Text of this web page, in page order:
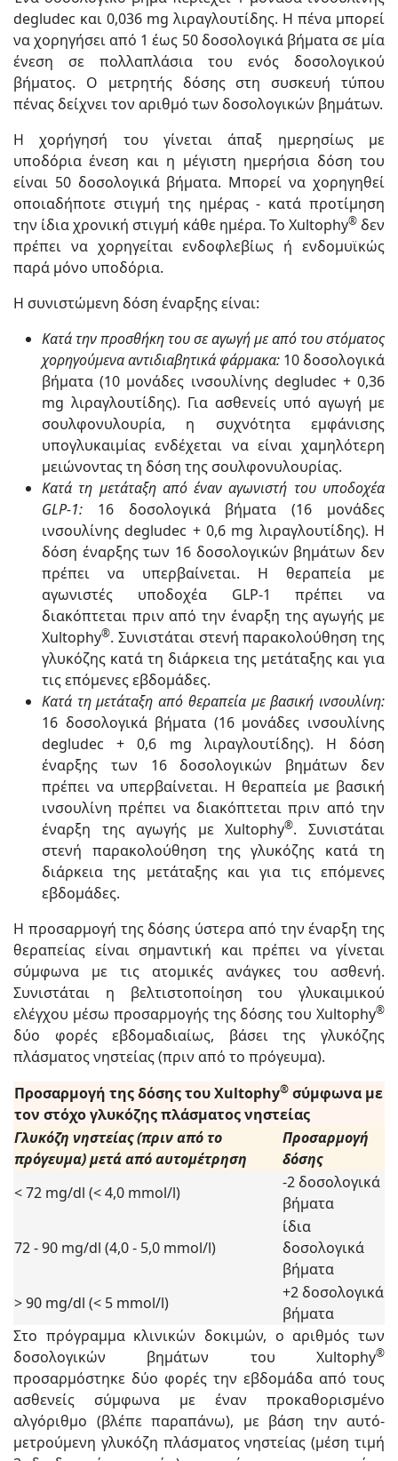
degludec και 0,036 mg λιραγλουτίδης. Η πένα μπορεί
να χορηγήσει από 1 έως 50 δοσολογικά βήματα σε μία
ένεση σε πολλαπλάσια του ενός δοσολογικού
βήματος. Ο μετρητής δόσης στη συσκευή τύπου
πένας δείχνει τον αριθμό των δοσολογικών βημάτων.
Η χορήγησή του γίνεται άπαξ ημερησίως με
υποδόρια ένεση και η μέγιστη ημερήσια δόση του
είναι 50 δοσολογικά βήματα. Μπορεί να χορηγηθεί
οποιαδήποτε στιγμή της ημέρας - κατά προτίμηση
την ίδια χρονική στιγμή κάθε ημέρα. Το Xultophy®δεν
πρέπει να χορηγείται ενδοφλεβίως ή ενδομυϊκώς
παρά μόνο υποδόρια.
Η συνιστώμενη δόση έναρξης είναι:
Κατά την προσθήκη του σε αγωγή με από του στόματος
χορηγούμενα αντιδιαβητικά φάρμακα: 10 δοσολογικά
βήματα (10 μονάδες ινσουλίνης degludec + 0,36
mg λιραγλουτίδης). Για ασθενείς υπό αγωγή με
σουλφονυλουρία, η συχνότητα εμφάνισης
υπογλυκαιμίας ενδέχεται να είναι χαμηλότερη
μειώνοντας τη δόση της σουλφονυλουρίας.
Κατά τη μετάταξη από έναν αγωνιστή του υποδοχέα
GLP-1: 16 δοσολογικά βήματα (16 μονάδες
ινσουλίνης degludec + 0,6 mg λιραγλουτίδης). Η
δόση έναρξης των 16 δοσολογικών βημάτων δεν
πρέπει να υπερβαίνεται. Η θεραπεία με
αγωνιστές υποδοχέα GLP-1 πρέπει να
διακόπτεται πριν από την έναρξη της αγωγής με
Xultophy®. Συνιστάται στενή παρακολούθηση της
γλυκόζης κατά τη διάρκεια της μετάταξης και για
τις επόμενες εβδομάδες.
Κατά τη μετάταξη από θεραπεία με βασική ινσουλίνη:
16 δοσολογικά βήματα (16 μονάδες ινσουλίνης
degludec + 0,6 mg λιραγλουτίδης). Η δόση
έναρξης των 16 δοσολογικών βημάτων δεν
πρέπει να υπερβαίνεται. Η θεραπεία με βασική
ινσουλίνη πρέπει να διακόπτεται πριν από την
έναρξη της αγωγής με Xultophy®. Συνιστάται
στενή παρακολούθηση της γλυκόζης κατά τη
διάρκεια της μετάταξης και για τις επόμενες
εβδομάδες.
Η προσαρμογή της δόσης ύστερα από την έναρξη της
θεραπείας είναι σημαντική και πρέπει να γίνεται
σύμφωνα με τις ατομικές ανάγκες του ασθενή.
Συνιστάται η βελτιστοποίηση του γλυκαιμικού
ελέγχου μέσω προσαρμογής της δόσης του Xultophy®
δύο φορές εβδομαδιαίως, βάσει της γλυκόζης
πλάσματος νηστείας (πριν από το πρόγευμα).
Προσαρμογή της δόσης του Xultophy® σύμφωνα με
τον στόχο γλυκόζης πλάσματος νηστείας
Γλυκόζη νηστείας (πριν από το
πρόγευμα) μετά από αυτομέτρηση
Προσαρμογή
δόσης
< 72 mg/dl (< 4,0 mmol/l)
-2 δοσολογικά
βήματα
72 - 90 mg/dl (4,0 - 5,0 mmol/l)
ίδια
δοσολογικά
βήματα
> 90 mg/dl (< 5 mmol/l)
+2 δοσολογικά
βήματα
Στο πρόγραμμα κλινικών δοκιμών, ο αριθμός των
δοσολογικών βημάτων του Xultophy®
προσαρμόστηκε δύο φορές την εβδομάδα από τους
ασθενείς σύμφωνα με έναν προκαθορισμένο
αλγόριθμο (βλέπε παραπάνω), με βάση την αυτό-
μετρούμενη γλυκόζη πλάσματος νηστείας (μέση τιμή